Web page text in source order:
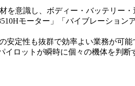
意識し、ボディー・バッテリー
モーター」「バイブレーショ
安定性も抜群で効率よい業務が可能
イロットが瞬時に個々の機体を判